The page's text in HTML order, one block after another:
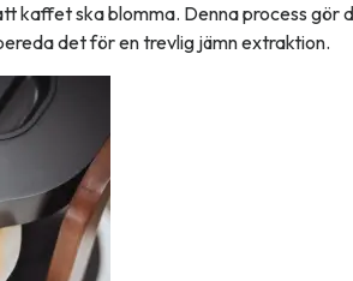
kaffet ska blomma. Denna process gör
det för en trevlig jämn extraktion.